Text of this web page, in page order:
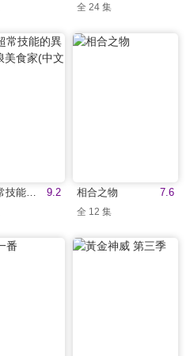
全 24 集
9.2
擁有超常技能的異世界流浪美食家(中文版) 7.6
相合之物
全 12 集